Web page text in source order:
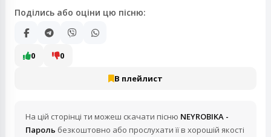
Поділись або оціни цю пісню:
0 0
В плейлист
На цій сторінці ти можеш скачати пісню NEYROBIKA -
Пароль безкоштовно або прослухати її в хорошій якості